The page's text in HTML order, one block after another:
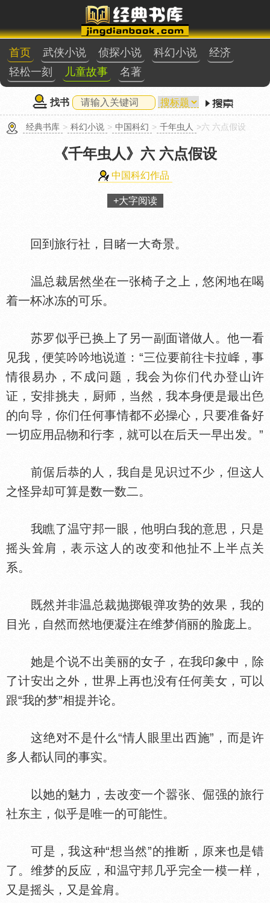
首页 武侠小说 侦探小说 科幻小说
经济
轻松一刻
儿童故事 名著
找书
经典书库 > 科幻小说 > 中国科幻 > 千年虫人 >六 六点假设
《千年虫人》 六 六点假设
中国科幻作品
+大字阅读
回到旅行社，目睹一大奇景。
温总裁居然坐在一张椅子之上，悠闲地在喝
着一杯冰冻的可乐。
苏罗似乎已换上了另一副面谱做人。他一看
见我，便笑吟吟地说道：“三位要前往卡拉
，事
情很易办，不成问题，我会为你们代办登山许
证，安排挑夫，厨师，当然，我本身便是最出
的向导，你们任何事情都不必
心，只要准备好
一切应用品物和行李，就可以在后天一早出发。”
前倨后恭的人，我自是见识过不少，但这人
之怪异却可算是数一数二。
我瞧了温守邦一眼，他明白我的意思，只是
摇头耸肩，表示这人的改变和他扯不上半点关
系。
既然并非温总裁抛掷银弹攻势的效果，我的
目光，自然而然地便凝注在维梦俏丽的脸庞上。
她是个说不出美丽的女子，在我印象中，除
了计安出之外，世界上再也没有任何美女，可以
跟“我的梦”相提并论。
这绝对不是什么“情人眼里出西施”，而是许
多人都认同的事实。
以她的魅力，去改变一个嚣张、倔强的旅行
社东主，似乎是唯一的可能
。
可是，我这种“想当然”的推断，原来也是错
了。维梦的反应，和温守邦几乎完全一模一样，
又是摇头，又是耸肩。